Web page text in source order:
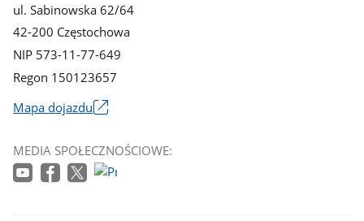
ul. Sabinowska 62/64
42-200 Częstochowa
NIP 573-11-77-649
Regon 150123657
Mapa dojazdu
się
w
MEDIA SPOŁECZNOŚCIOWE: